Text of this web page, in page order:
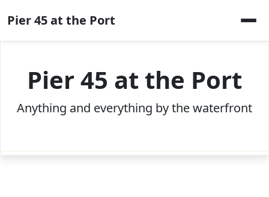
to
content
Pier 45 at the Port
Pier 45 at the Port
Anything and everything by the waterfront